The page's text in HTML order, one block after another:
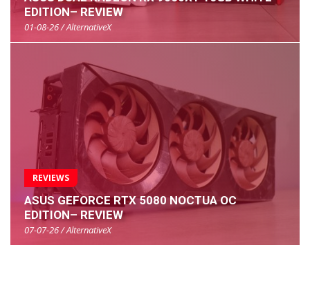
EDITION– REVIEW
01-08-26 / AlternativeX
REVIEWS
ASUS GEFORCE RTX 5080 NOCTUA OC
EDITION– REVIEW
07-07-26 / AlternativeX